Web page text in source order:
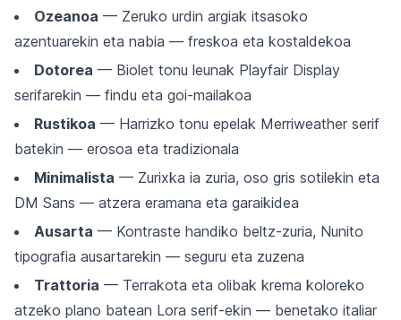
Ozeanoa — Zeruko urdin argiak itsasoko
azentuarekin eta nabia — freskoa eta kostaldekoa
Dotorea — Biolet tonu leunak Playfair Display
serifarekin — findu eta goi-mailakoa
Rustikoa — Harrizko tonu epelak Merriweather serif
batekin — erosoa eta tradizionala
Minimalista — Zurixka ia zuria, oso gris sotilekin eta
DM Sans — atzera eramana eta garaikidea
Ausarta — Kontraste handiko beltz-zuria, Nunito
tipografia ausartarekin — seguru eta zuzena
Trattoria — Terrakota eta olibak krema koloreko
atzeko plano batean Lora serif-ekin — benetako italiar